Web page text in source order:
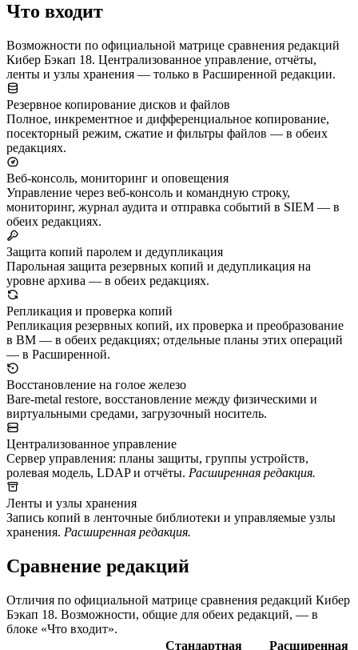
Что входит
Возможности по официальной матрице сравнения редакций
Кибер Бэкап 18. Централизованное управление, отчёты,
ленты и узлы хранения — только в Расширенной редакции.
Резервное копирование дисков и файлов
Полное, инкрементное и дифференциальное копирование,
посекторный режим, сжатие и фильтры файлов — в обеих
редакциях.
Веб-консоль, мониторинг и оповещения
Управление через веб-консоль и командную строку,
мониторинг, журнал аудита и отправка событий в SIEM — в
обеих редакциях.
Защита копий паролем и дедупликация
Парольная защита резервных копий и дедупликация на
уровне архива — в обеих редакциях.
Репликация и проверка копий
Репликация резервных копий, их проверка и преобразование
в ВМ — в обеих редакциях; отдельные планы этих операций
— в Расширенной.
Восстановление на голое железо
Bare-metal restore, восстановление между физическими и
виртуальными средами, загрузочный носитель.
Централизованное управление
Сервер управления: планы защиты, группы устройств,
ролевая модель, LDAP и отчёты. Расширенная редакция.
Ленты и узлы хранения
Запись копий в ленточные библиотеки и управляемые узлы
хранения. Расширенная редакция.
Сравнение редакций
Отличия по официальной матрице сравнения редакций Кибер
Бэкап 18. Возможности, общие для обеих редакций, — в
блоке «Что входит».
Стандартная
Расширенная